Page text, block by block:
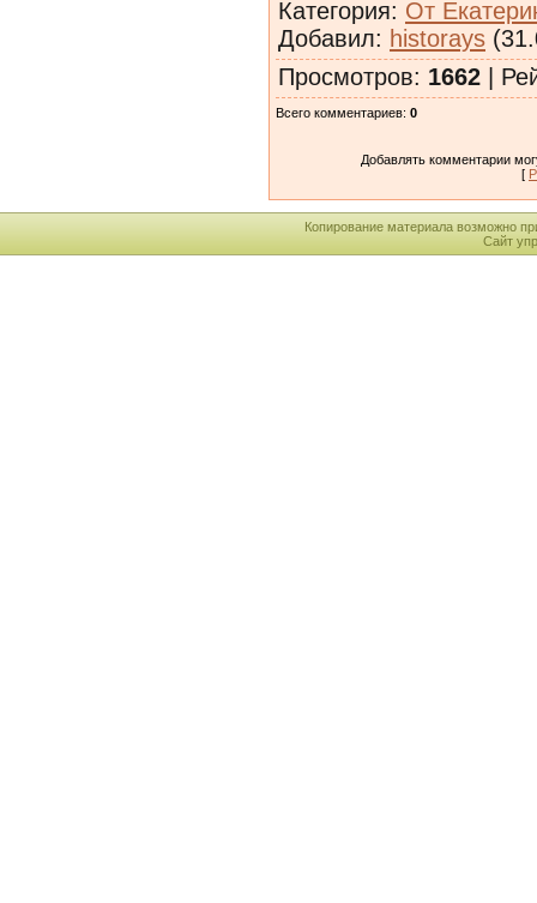
Категория: От
Добавил: historays
Просмотров: 1662 |
Всего комментариев: 0
Добавлять комментарии
[
Копирование материала возможно
Сайт